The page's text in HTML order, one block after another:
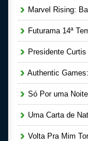
Marvel Rising:
Futurama 14ª
Presidente Curtis 1ª
Authentic Games: No
Só Por uma
Uma Carta de
Volta Pra Mim